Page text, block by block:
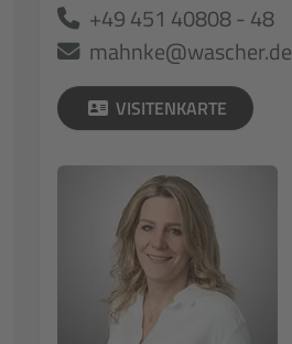
+49 451 40808 - 48
mahnke@wascher.de
VISITENKARTE